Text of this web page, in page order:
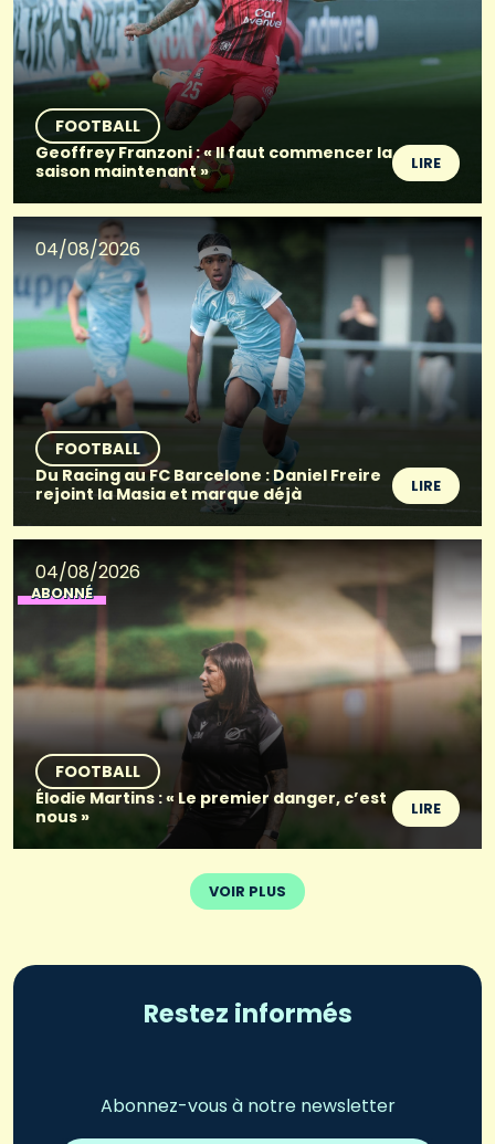
FOOTBALL
Geoffrey Franzoni : « Il faut commencer la
saison maintenant »
LIRE
04/08/2026
FOOTBALL
Du Racing au FC Barcelone : Daniel Freire
rejoint la Masia et marque déjà
LIRE
04/08/2026
ABONNÉ
FOOTBALL
Élodie Martins : « Le premier danger, c’est
nous »
LIRE
VOIR PLUS
Restez informés
Abonnez-vous à notre newsletter